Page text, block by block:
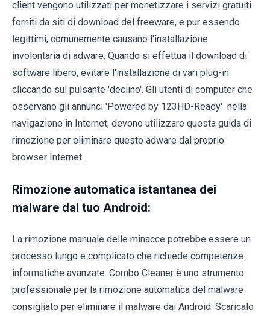
client vengono utilizzati per monetizzare i servizi gratuiti
forniti da siti di download del freeware, e pur essendo
legittimi, comunemente causano l'installazione
involontaria di adware. Quando si effettua il download di
software libero, evitare l'installazione di vari plug-in
cliccando sul pulsante 'declino'. Gli utenti di computer che
osservano gli annunci 'Powered by 123HD-Ready' nella
navigazione in Internet, devono utilizzare questa guida di
rimozione per eliminare questo adware dal proprio
browser Internet.
Rimozione automatica istantanea dei
malware dal tuo Android:
La rimozione manuale delle minacce potrebbe essere un
processo lungo e complicato che richiede competenze
informatiche avanzate. Combo Cleaner è uno strumento
professionale per la rimozione automatica del malware
consigliato per eliminare il malware dai Android. Scaricalo